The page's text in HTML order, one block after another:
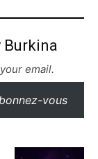
Burkina
email.
vous